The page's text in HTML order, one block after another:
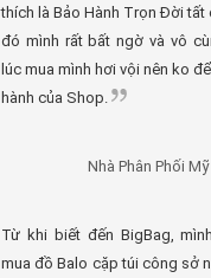
thích là Bảo Hành Trọn Đời tất
đó mình rất bất ngờ và vô
lúc mua mình hơi vội nên ko
hành của Shop.
Nhà Phân Phối
Từ khi biết đến BigBag,
mua đồ Balo cặp túi công sở